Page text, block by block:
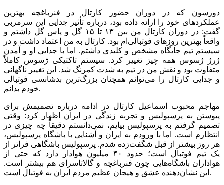
دورسون که در دوران حضور کارتال در فنرباغچه بهترین
عملکردهای خود را ارائه داده بود، درباره تأثیر جدایی این سرمربی
گفت: در دوران کارتال من بین ۱۳ تا ۱۵ گل و پاس گل داشتم و
واقعاً بهترین روزهای فوتبالی‌ام بود. کارتال به من اعتماد داشت و در
سیستم تیم جایگاه مشخص و کلیدی داشتم. اما با جدایی او و آمدن
ژرژ ژسوس همه چیز تغییر کرد. سیستم تاکتیکی ژسوس کاملاً
متفاوت بود و نقش من در تیم به شدت کمرنگ شد. این تغییر ناگهانی
و جدایی کارتال را می‌توانم همچنان بزرگ‌ترین بدشانسی فوتبالی
خودم بدانم.
مهاجم محبوب اسماعیل کارتال در ادامه درباره تصمیمش برای
پیوستن به پرسپولیس و تجربه زندگی در ایران اظهار کرد: وقتی
تصمیم گرفتم به پرسپولیس بیایم، نمی‌دانستم دقیقاً چه چیزی در
انتظارم است. اما با ورودم به ایران و آشنایی با باشگاه پرسپولیس،
هر روز بیشتر از قبل شگفت‌زده شدم. پرسپولیس باشگاهی فراتر از
یک تیم فوتبال است؛ حدود ۴۰ میلیون هوادار دارد که حتی از
هواداران باشگاه‌هایی چون فنرباغچه و گالاتاسرای هم بیشتر است.
این نشان‌دهنده عشق و هیجان عظیم مردم ایران به فوتبال است.